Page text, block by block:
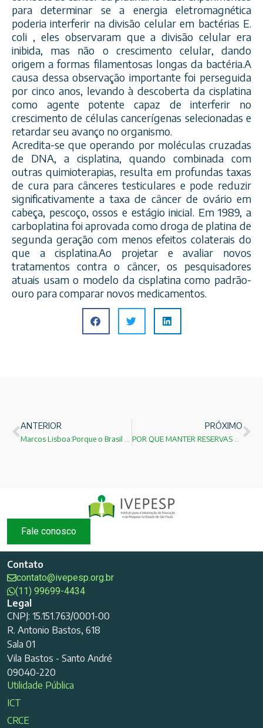
para determinar se a energia eletromagnética
poderia interferir na divisão celular em bactérias E.
coli , eles observaram que a divisão celular era
inibida, mas não o crescimento celular, dando
origem a formas filamentosas longas da bactéria.A
causa dessa observação importante foi perseguida
por cinco anos, levando à descoberta da cisplatina
como agente potente capaz de interferir no
crescimento de células cancerígenas selecionadas e
retardar seu avanço no organismo.
Acredita-se que operando por moléculas cruzadas
de DNA, a cisplatina, quando combinada com
outras quimioterapias, resulta em profundas taxas
de cura para cânceres testiculares e pode reduzir
significativamente a taxa de câncer de ovário em
cabeça, pescoço, ossos e estágio inicial. Em 1989, a
carboplatina foi aprovada como droga de platina de
segunda geração com menos efeitos colaterais do
que a cisplatina.Ao projetar e avaliar novos
tratamentos contra o câncer, os pesquisadores
atuais usam o modelo da cisplatina como padrão-
ouro para comparar novos medicamentos.
ANTERIOR
Marcos Lisboa:Porque o Brasil quebrou?
PRÓXIMO
POR QUE MANTER RESERVAS EM MOEDA ESTRANGEIRA?
Fale conosco
Contato
contato@ivepesp.org.br
(11) 99699-4434
Legal
CNPJ: 15.151.763/0001-00
R. Antonio Bastos, 618
Sala 01
Vila Bastos - Santo André
09040-220
Utilidade Pública
ICT
CRCE